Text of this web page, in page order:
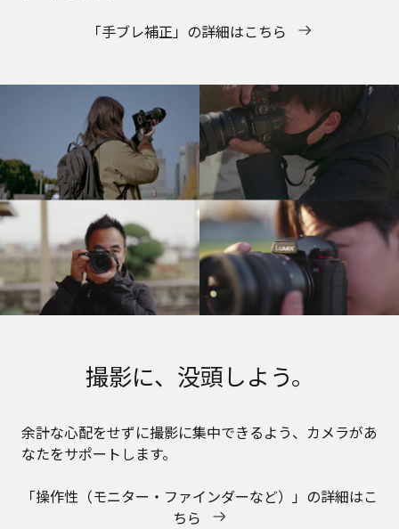
「手ブレ補正」の詳細はこちら
撮影に、没頭しよう。
余計な心配をせずに撮影に集中できるよう、カメラがあ
なたをサポートします。
「操作性（モニター・ファインダーなど）」の詳細はこ
ちら